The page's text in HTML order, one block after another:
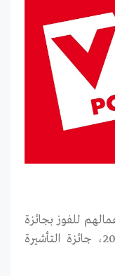
للفوز بجائزة
الأفلام الوثائقية عبر الإنترنت لعام 2017، جائزة التأشيرة